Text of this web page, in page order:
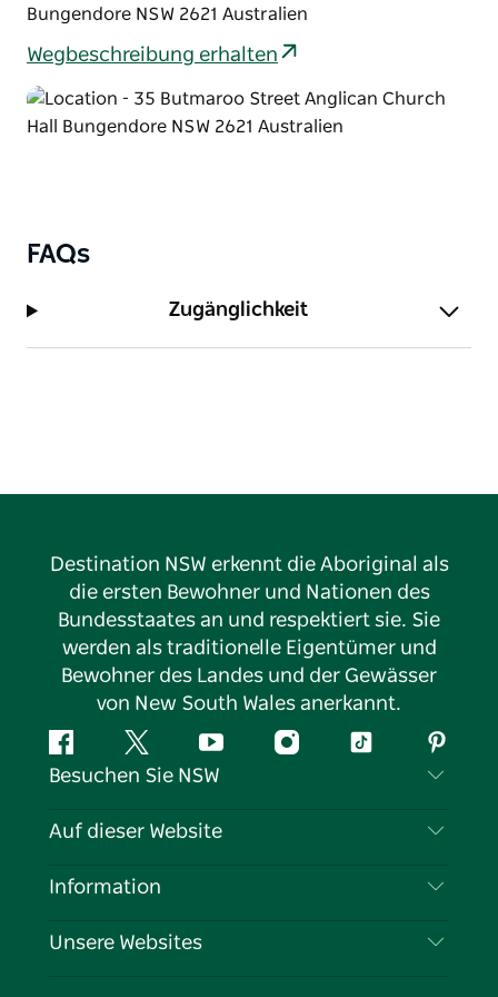
Bungendore NSW 2621 Australien
Wegbeschreibung erhalten
FAQs
Zugänglichkeit
Destination NSW erkennt die Aboriginal als
die ersten Bewohner und Nationen des
Bundesstaates an und respektiert sie. Sie
werden als traditionelle Eigentümer und
Bewohner des Landes und der Gewässer
von New South Wales anerkannt.
FacebookTwitter YouTubeInstagramTikTok
Besuchen Sie NSW
Kontaktieren Sie uns
Cookie-Hinweis
Auf dieser Website
Reiseziele
Information
Reiseinformationen
Unsere Websites